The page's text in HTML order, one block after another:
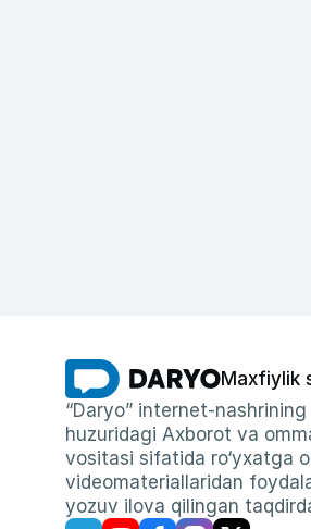
Maxfiylik
“Daryo” internet-
huzuridagi Axborot va
vositasi sifatida ro‘yxatga
videomateriallaridan
yozuv ilova qilingan